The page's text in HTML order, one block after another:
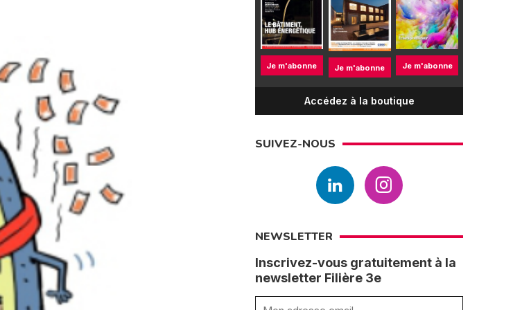
Je m'abonne Je m'abonne Je m'abonne
Accédez à la boutique
SUIVEZ-NOUS
NEWSLETTER
Inscrivez-vous gratuitement à la
newsletter Filière 3e